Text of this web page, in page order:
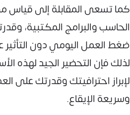
كما تسعى المقابلة إلى قياس
الحاسب والبرامج المكتبية،
ضغط العمل اليومي دون التأثير
لذلك فإن التحضير الجيد لهذه
لإبراز احترافيتك وقدرتك على
وسريعة الإيقاع.